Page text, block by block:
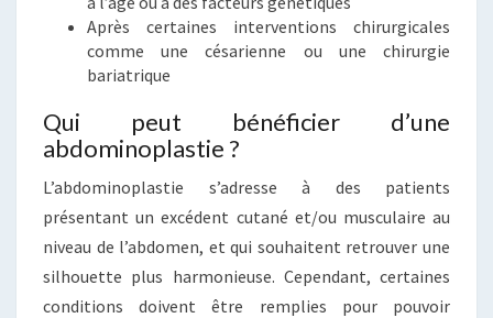
Après certaines interventions chirurgicales
comme une césarienne ou une chirurgie
bariatrique
Qui peut bénéficier d’une
abdominoplastie ?
L’abdominoplastie s’adresse à des patients
présentant un excédent cutané et/ou musculaire au
niveau de l’abdomen, et qui souhaitent retrouver une
silhouette plus harmonieuse. Cependant, certaines
conditions doivent être remplies pour pouvoir